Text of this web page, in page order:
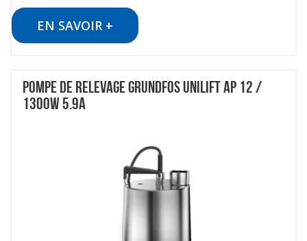
EN SAVOIR +
POMPE DE RELEVAGE GRUNDFOS UNILIFT AP 12 /
1300W 5.9A